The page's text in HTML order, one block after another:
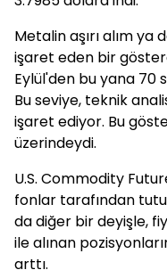
Metalin aşırı alım
işaret eden bir
Eylül'den bu yana 70
Bu seviye, teknik
işaret ediyor. Bu
üzerindeydi.
U.S. Commodity
fonlar tarafından
da diğer bir deyişle,
ile alınan
arttı.